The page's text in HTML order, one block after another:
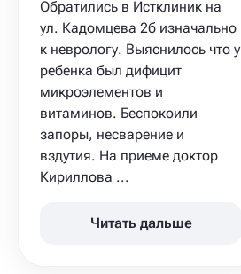
Обратились в Истклиник на
ул. Кадомцева 2б изначально
к неврологу. Выяснилось что у
ребенка был дифицит
микроэлементов и
витаминов. Беспокоили
запоры, несварение и
вздутия. На приеме доктор
Кириллова ...
Читать дальше